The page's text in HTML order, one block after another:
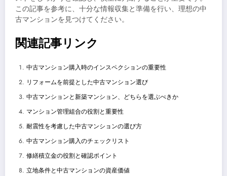
この記事を参考に、十分な情報収集と準備を行い、理想の中
古マンションを見つけてください。
関連記事リンク
中古マンション購入時のインスペクションの重要性
リフォームを前提とした中古マンション選び
中古マンションと新築マンション、どちらを選ぶべきか
マンション管理組合の役割と重要性
耐震性を考慮した中古マンションの選び方
中古マンション購入のチェックリスト
修繕積立金の役割と確認ポイント
立地条件と中古マンションの資産価値